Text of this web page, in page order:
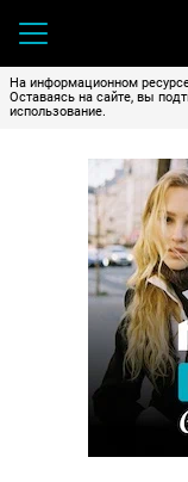
На информационном
Оставаясь на сайте, вы
использование.